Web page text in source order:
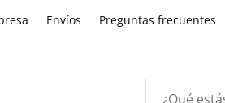
Envíos Preguntas frecuentes